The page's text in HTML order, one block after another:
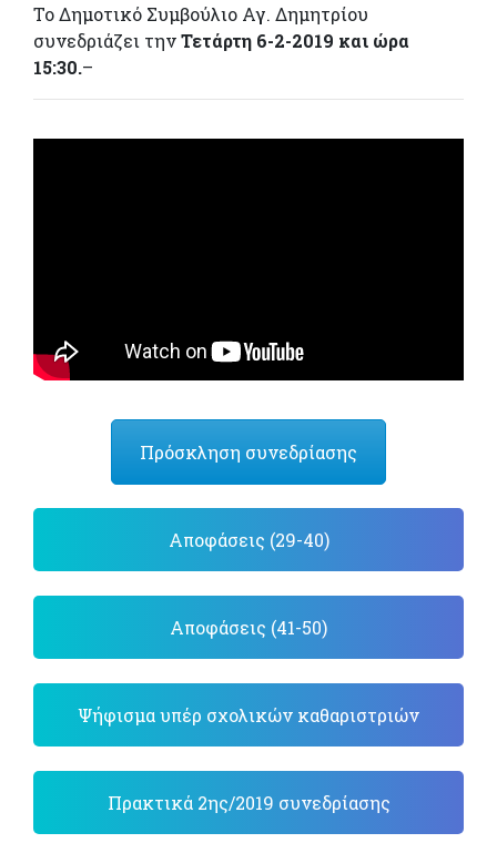
Το Δημοτικό Συμβούλιο Αγ. Δημητρίου
συνεδριάζει τηνΤετάρτη 6-2-2019 και ώρα
15:30.–
Πρόσκληση συνεδρίασης
Αποφάσεις (29-40)
Αποφάσεις (41-50)
Ψήφισμα υπέρ σχολικών καθαριστριών
Πρακτικά 2ης/2019 συνεδρίασης